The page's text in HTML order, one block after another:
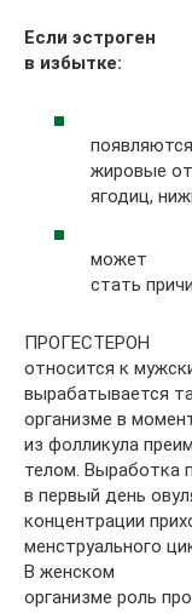
Если эстроген
в избытке:
появляются
жировые
ягодиц,
может
стать
ПРОГЕСТЕРОН
относится к
вырабатывается
организме в
из фолликула
телом. Выработка
в первый день
концентрации
менструального
В женском
организме роль